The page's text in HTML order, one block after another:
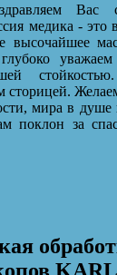
Вас
медика - это
высочайшее
сторицей.
мира в
поклон за